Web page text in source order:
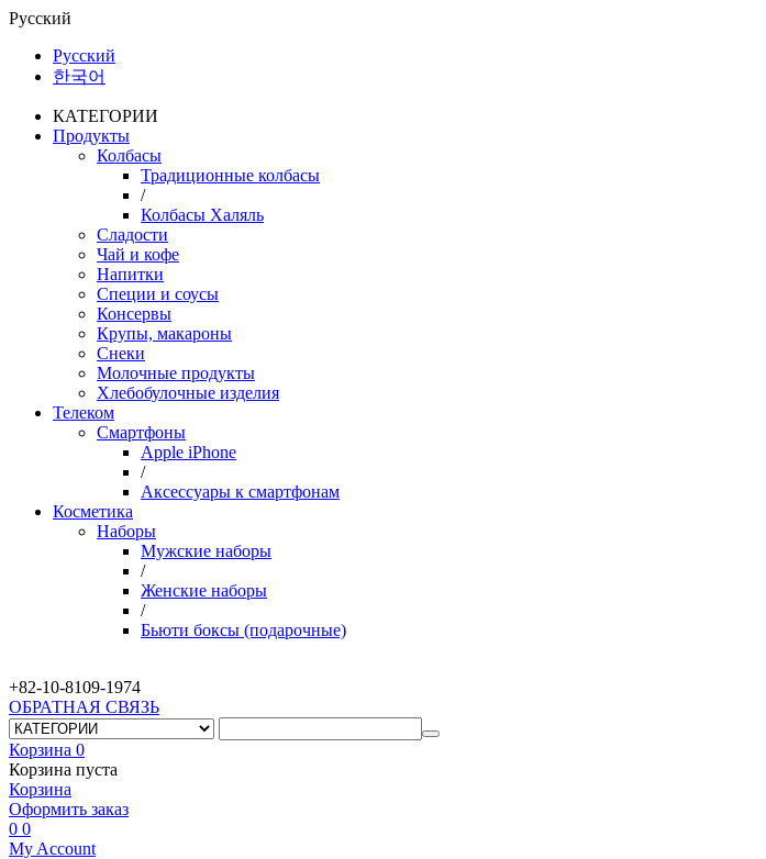
Русский
Русский
한국어
КАТЕГОРИИ
Продукты
Колбасы
Традиционные колбасы
/
Колбасы Халяль
Сладости
Чай и кофе
Напитки
Специи и соусы
Консервы
Крупы, макароны
Снеки
Молочные продукты
Хлебобулочные изделия
Телеком
Смартфоны
Apple iPhone
/
Аксессуары к смартфонам
Косметика
Наборы
Мужские наборы
/
Женские наборы
/
Бьюти боксы (подарочные)
+82-10-8109-1974
ОБРАТНАЯ СВЯЗЬ
Корзина 0
Корзина пуста
Корзина
Оформить заказ
0 0
My Account